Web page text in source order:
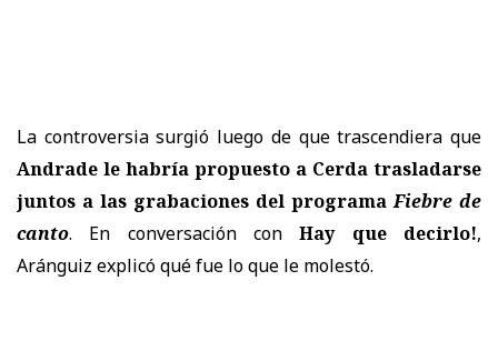
La controversia surgió luego de que trascendiera que
Andrade le habría propuesto a Cerda trasladarse
juntos a las grabaciones del programaFiebre de
canto. En conversación conHay que decirlo!,
Aránguiz explicó qué fue lo que le molestó.